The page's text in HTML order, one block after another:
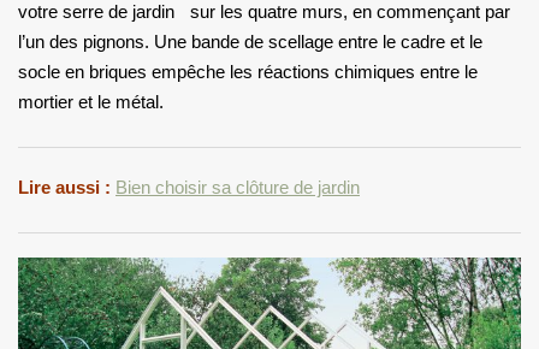
votre serre de jardin sur les quatre murs, en commençant par
l’un des pignons. Une bande de scellage entre le cadre et le
socle en briques empêche les réactions chimiques entre le
mortier et le métal.
Lire aussi : Bien choisir sa clôture de jardin